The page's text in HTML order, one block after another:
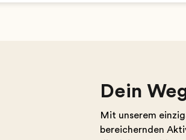
Dein
Mit unserem
bereichernden